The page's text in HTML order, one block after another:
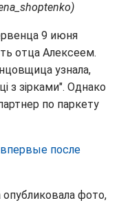
9 июня
отца Алексеем.
узнала,
з зірками". Однако
по паркету
после
фото,